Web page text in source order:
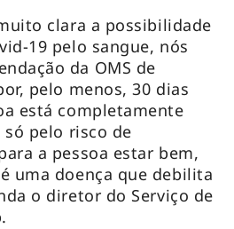
clara a possibilidade
19 pelo sangue, nós
da OMS de
pelo menos, 30 dias
está completamente
pelo risco de
a pessoa estar bem,
uma doença que debilita
o diretor do Serviço de